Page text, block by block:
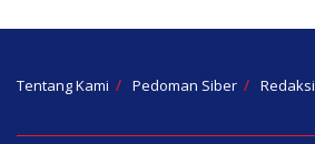
Tentang Kami Pedoman Siber Redaksi